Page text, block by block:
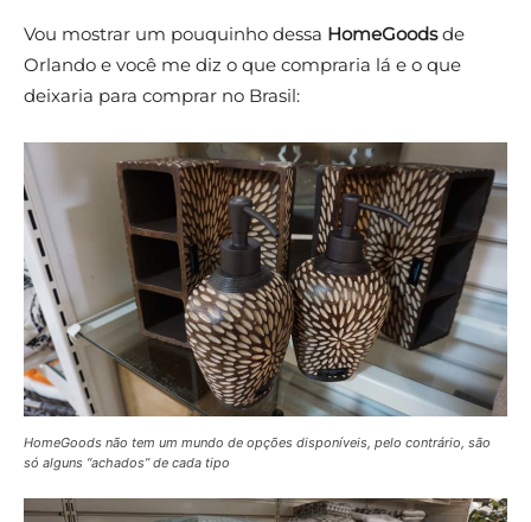
Vou mostrar um pouquinho dessa HomeGoodsde
Orlando e você me diz o que compraria lá e o que
deixaria para comprar no Brasil:
HomeGoods não tem um mundo de opções disponíveis, pelo contrário, são
só alguns “achados” de cada tipo